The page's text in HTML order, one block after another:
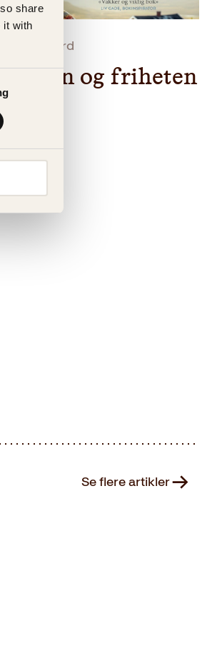
share
it with
Härjegård
og friheten
Se flere artikler